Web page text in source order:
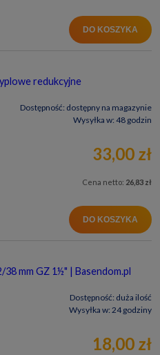
DO KOSZYKA
redukcyjne
Dostępność: dostępny na magazynie
Wysyłka w: 48 godzin
33,00 zł
Cena netto: 26,83 zł
DO KOSZYKA
38 mm GZ 1½" | Basendom.pl
Dostępność: duża ilość
Wysyłka w: 24 godziny
18,00 zł